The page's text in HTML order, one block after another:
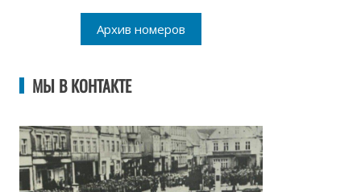
Архив номеров
МЫ В КОНТАКТЕ